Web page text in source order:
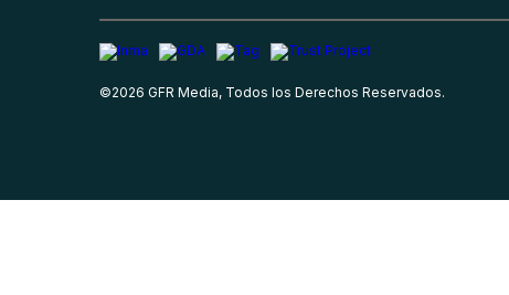
©2026 GFR Media, Todos los Derechos Reservados.